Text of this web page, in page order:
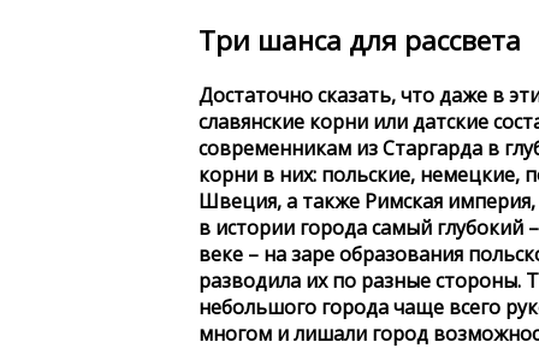
Три шанса для рассвета
Достаточно сказать, что даже в
славянские корни или датские
современникам из Старгарда в
корни в них: польские, немецкие,
Швеция, а также Римская империя,
в истории города самый глубокий
веке – на заре образования
разводила их по разные стороны.
небольшого города чаще всего
многом и лишали город